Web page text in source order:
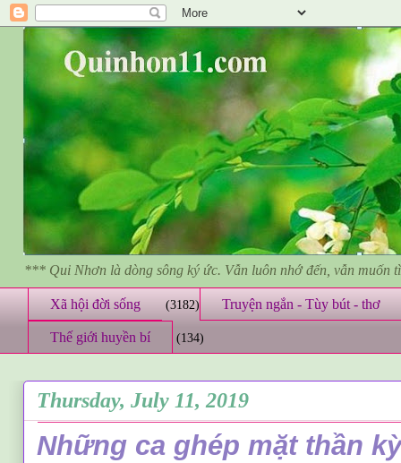
*** Qui Nhơn là dòng sông ký ức. Vẫn luôn nhớ đến, vẫn muốn
Xã hội đời sống (3182) Truyện ngắn - Tùy bút - thơ
Thế giới huyền bí (134)
Thursday, July 11, 2019
Những ca ghép mặt thần